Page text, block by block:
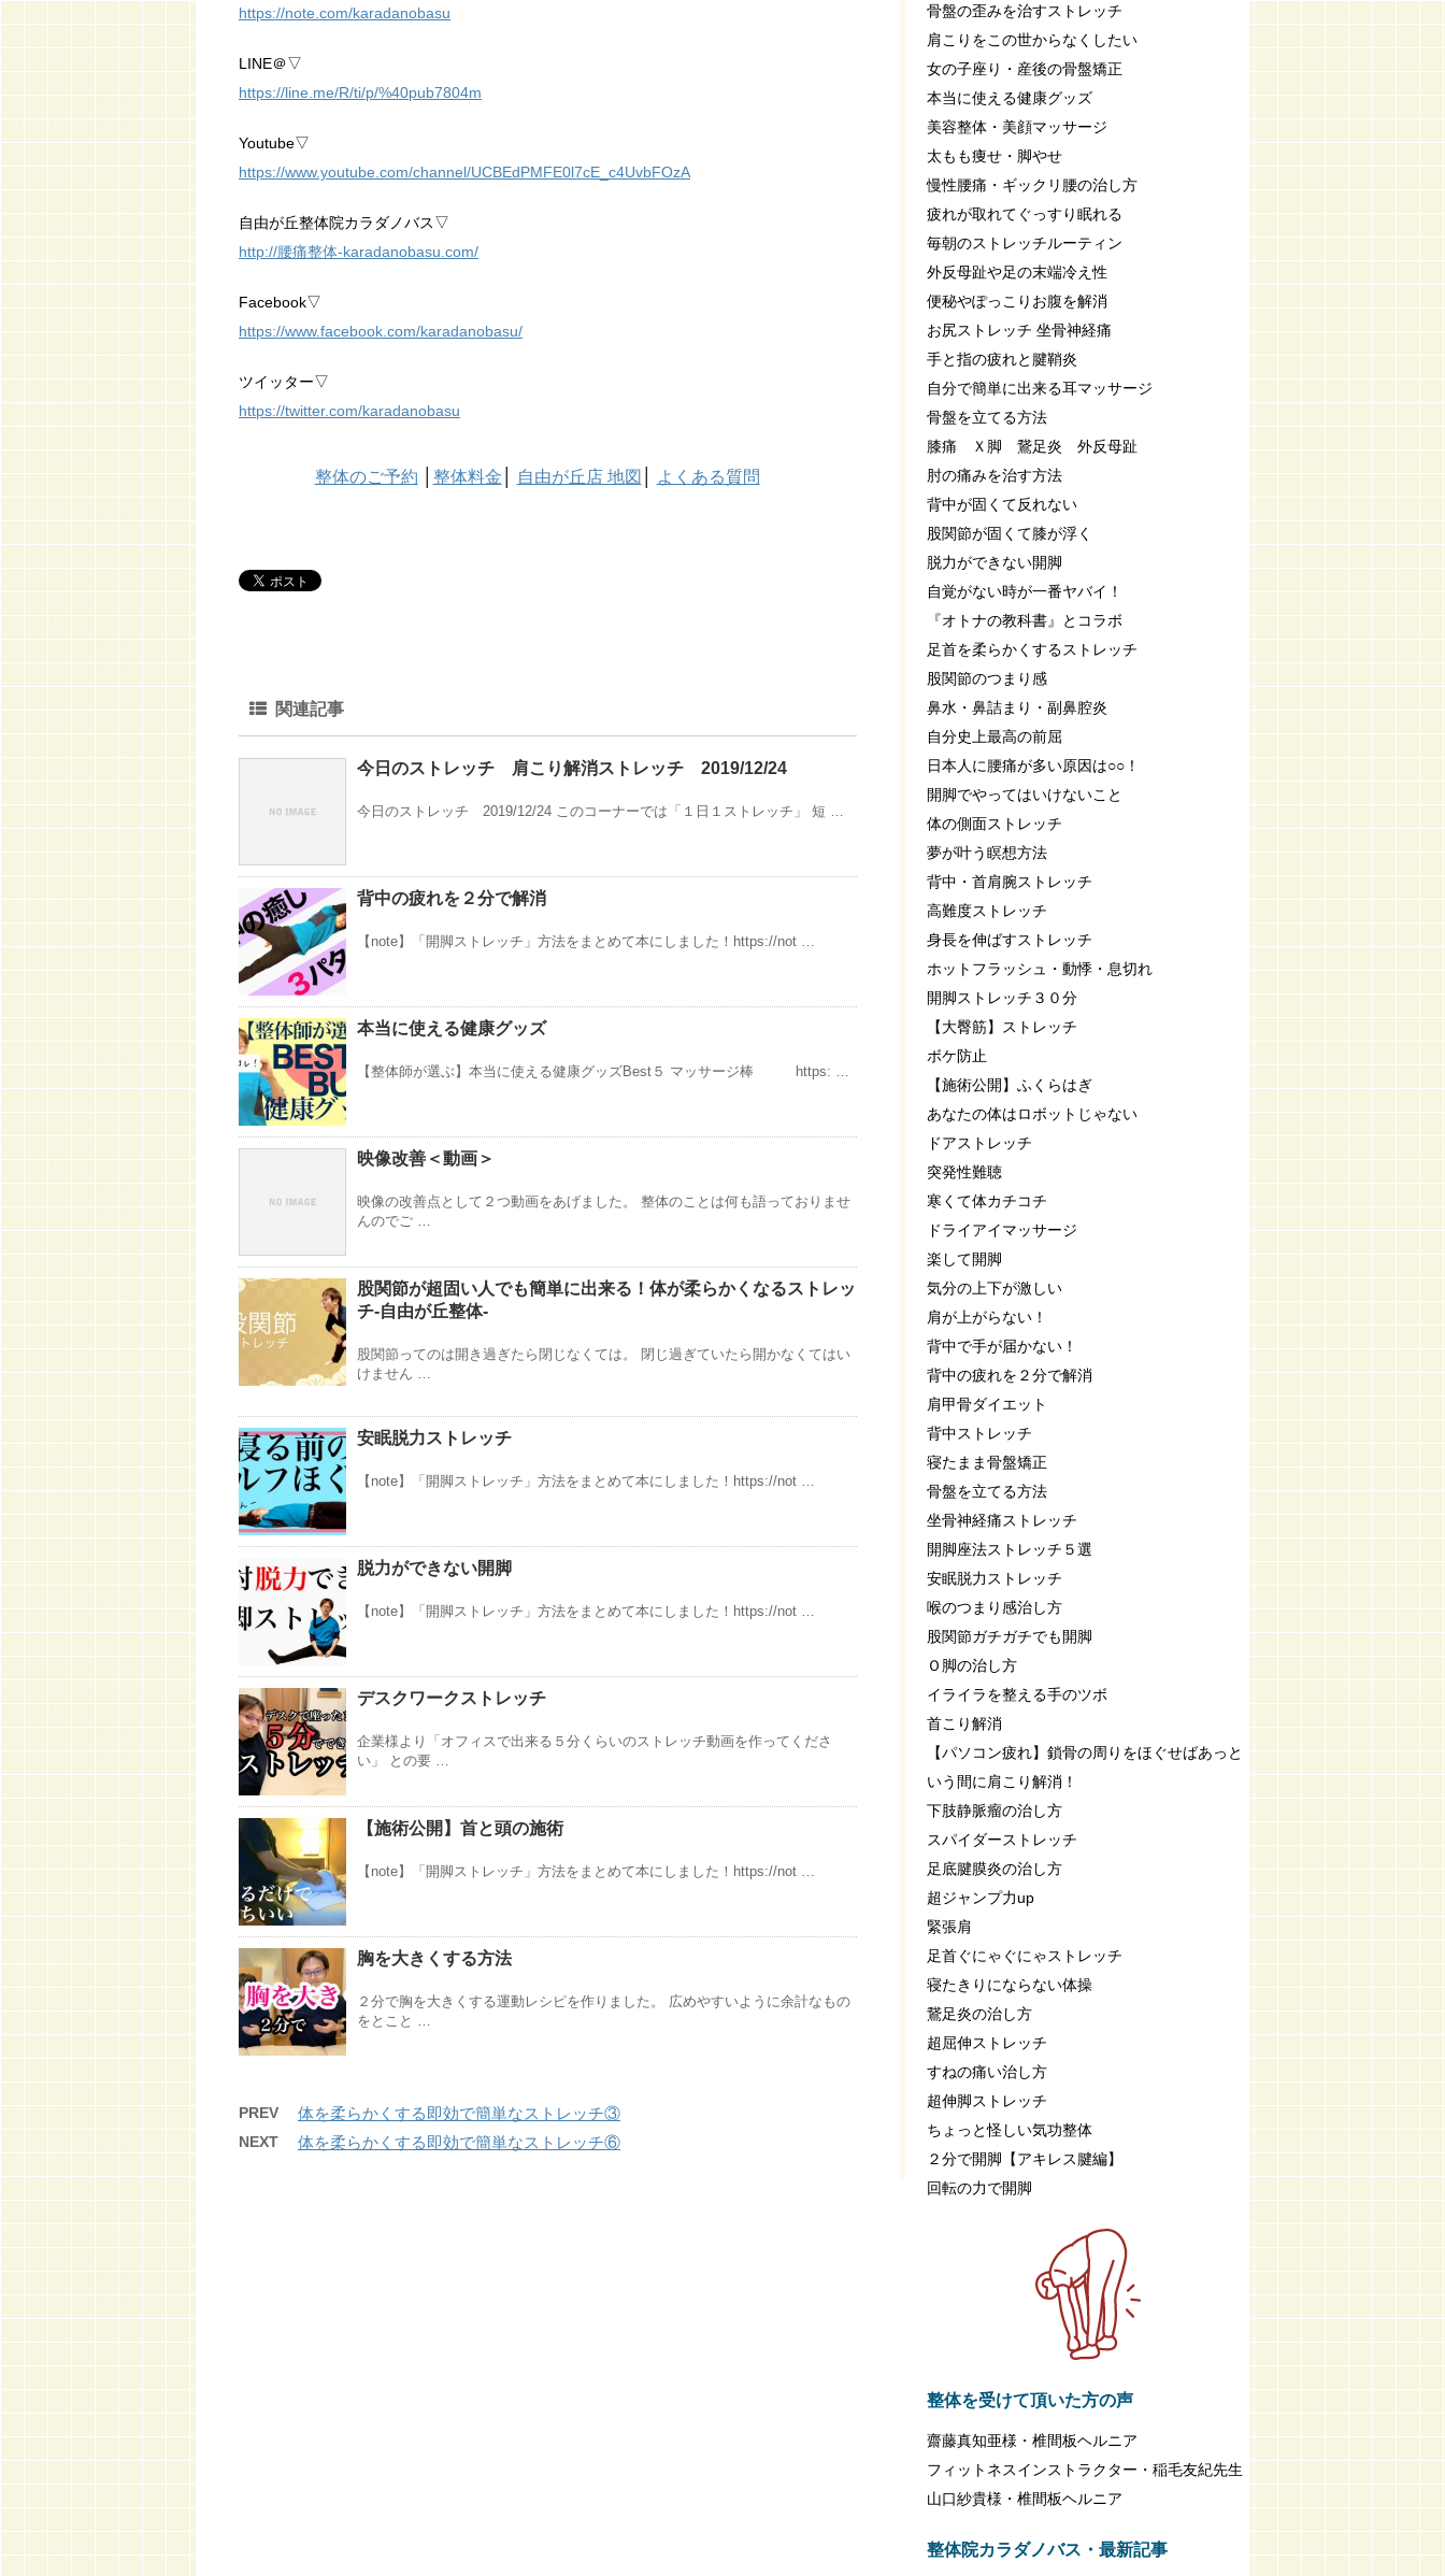
https://note.com/karadanobasu
LINE＠▽
https://line.me/R/ti/p/%40pub7804m
Youtube▽
https://www.youtube.com/channel/UCBEdPMFE0l7cE_c4UvbFOzA
自由が丘整体院カラダノバス▽
http://腰痛整体-karadanobasu.com/
Facebook▽
https://www.facebook.com/karadanobasu/
ツイッター▽
https://twitter.com/karadanobasu
整体のご予約 整体料金 自由が丘店 地図 よくある質問
関連記事
今日のストレッチ 肩こり解消ストレッチ 2019/12/24
今日のストレッチ 2019/12/24 このコーナーでは「１日１ストレッチ」 短 …
背中の疲れを２分で解消
【note】「開脚ストレッチ」方法をまとめて本にしました！https://not …
本当に使える健康グッズ
【整体師が選ぶ】本当に使える健康グッズBest５ マッサージ棒 https: …
映像改善＜動画＞
映像の改善点として２つ動画をあげました。 整体のことは何も語っておりませ
んのでご …
股関節が超固い人でも簡単に出来る！体が柔らかくなるストレッ
チ-自由が丘整体-
股関節ってのは開き過ぎたら閉じなくては。 閉じ過ぎていたら開かなくてはい
けません …
安眠脱力ストレッチ
【note】「開脚ストレッチ」方法をまとめて本にしました！https://not …
脱力ができない開脚
【note】「開脚ストレッチ」方法をまとめて本にしました！https://not …
デスクワークストレッチ
企業様より「オフィスで出来る５分くらいのストレッチ動画を作ってくださ
い」 との要 …
【施術公開】首と頭の施術
【note】「開脚ストレッチ」方法をまとめて本にしました！https://not …
胸を大きくする方法
２分で胸を大きくする運動レシピを作りました。 広めやすいように余計なもの
をとこと …
PREV 体を柔らかくする即効で簡単なストレッチ③
NEXT 体を柔らかくする即効で簡単なストレッチ⑥
骨盤の歪みを治すストレッチ
肩こりをこの世からなくしたい
女の子座り・産後の骨盤矯正
本当に使える健康グッズ
美容整体・美顔マッサージ
太もも痩せ・脚やせ
慢性腰痛・ギックリ腰の治し方
疲れが取れてぐっすり眠れる
毎朝のストレッチルーティン
外反母趾や足の末端冷え性
便秘やぽっこりお腹を解消
お尻ストレッチ 坐骨神経痛
手と指の疲れと腱鞘炎
自分で簡単に出来る耳マッサージ
骨盤を立てる方法
膝痛 Ｘ脚 鵞足炎 外反母趾
肘の痛みを治す方法
背中が固くて反れない
股関節が固くて膝が浮く
脱力ができない開脚
自覚がない時が一番ヤバイ！
『オトナの教科書』とコラボ
足首を柔らかくするストレッチ
股関節のつまり感
鼻水・鼻詰まり・副鼻腔炎
自分史上最高の前屈
日本人に腰痛が多い原因は○○！
開脚でやってはいけないこと
体の側面ストレッチ
夢が叶う瞑想方法
背中・首肩腕ストレッチ
高難度ストレッチ
身長を伸ばすストレッチ
ホットフラッシュ・動悸・息切れ
開脚ストレッチ３０分
【大臀筋】ストレッチ
ボケ防止
【施術公開】ふくらはぎ
あなたの体はロボットじゃない
ドアストレッチ
突発性難聴
寒くて体カチコチ
ドライアイマッサージ
楽して開脚
気分の上下が激しい
肩が上がらない！
背中で手が届かない！
背中の疲れを２分で解消
肩甲骨ダイエット
背中ストレッチ
寝たまま骨盤矯正
骨盤を立てる方法
坐骨神経痛ストレッチ
開脚座法ストレッチ５選
安眠脱力ストレッチ
喉のつまり感治し方
股関節ガチガチでも開脚
Ｏ脚の治し方
イライラを整える手のツボ
首こり解消
【パソコン疲れ】鎖骨の周りをほぐせばあっと
いう間に肩こり解消！
下肢静脈瘤の治し方
スパイダーストレッチ
足底腱膜炎の治し方
超ジャンプ力up
緊張肩
足首ぐにゃぐにゃストレッチ
寝たきりにならない体操
鵞足炎の治し方
超屈伸ストレッチ
すねの痛い治し方
超伸脚ストレッチ
ちょっと怪しい気功整体
２分で開脚【アキレス腱編】
回転の力で開脚
整体を受けて頂いた方の声
齋藤真知亜様・椎間板ヘルニア
フィットネスインストラクター・稲毛友紀先生
山口紗貴様・椎間板ヘルニア
整体院カラダノバス・最新記事